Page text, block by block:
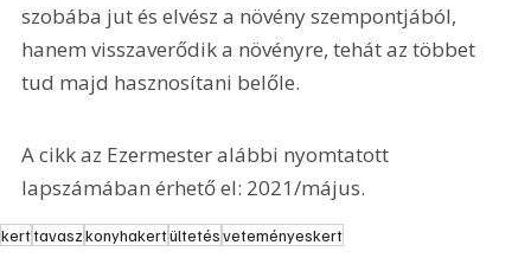
szobába jut és elvész a növény szempontjából,
hanem visszaverődik a növényre, tehát az többet
tud majd hasznosítani belőle.
A cikk az Ezermester alábbi nyomtatott
lapszámában érhető el: 2021/május.
kerttavaszkonyhakertültetésveteményeskert